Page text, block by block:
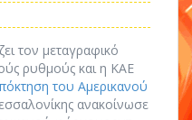
τον μεταγραφικό
ρυθμούς και η ΚΑΕ
του Αμερικανού
ανακοίνωσε